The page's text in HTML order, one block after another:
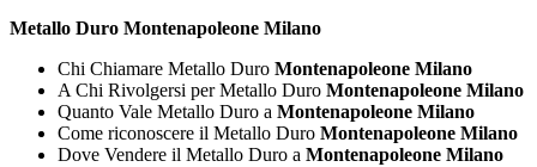
Metallo Duro Montenapoleone Milano
Chi Chiamare Metallo Duro Montenapoleone Milano
A Chi Rivolgersi per Metallo Duro Montenapoleone Milano
Quanto Vale Metallo Duro a Montenapoleone Milano
Come riconoscere il Metallo Duro Montenapoleone Milano
Dove Vendere il Metallo Duro a Montenapoleone Milano